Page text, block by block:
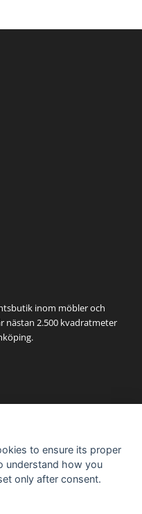
inom möbler och
nästan 2.500 kvadratmeter
to ensure its proper
understand how you
only after consent.